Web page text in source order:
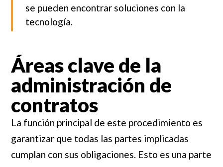
se pueden encontrar soluciones con la
tecnología.
Áreas clave de la
administración de
contratos
La función principal de este procedimiento es
garantizar que todas las partes implicadas
cumplan con sus obligaciones. Esto es una parte